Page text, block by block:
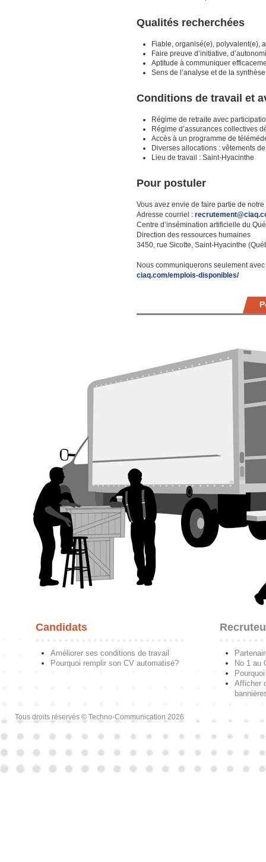
Qualités recherchées
Fiable, organisé(e), polyvalent(e),
Faire preuve d’initiative,
Aptitude à communiquer
Sens de l’analyse et de la
Conditions de travail et
Régime de retraite avec
Régime d’assurances collectives
Accès à un programme de
Diverses allocations : vêtements
Lieu de travail : Saint-Hyacinthe
Pour postuler
Vous avez envie de faire partie de
Adresse courriel :
Centre d’insémination artificielle du
Direction des ressources humaines
3450, rue Sicotte, Saint-Hyacinthe
Nous communiquerons seulement
ciaq.com/emplois-disponibles/
Candidats
Améliorer ses conditions de travail
Pourquoi remplir son CV automatisé?
No 1 au
Afficher
Tous droits réservés © Techno-Communication 2026